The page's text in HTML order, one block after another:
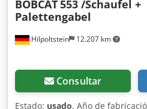
Hilpoltstein 12.207 km
BOBCAT553 /Schaufel +
Palettengabel
Consultar
Estado: usado, Año de